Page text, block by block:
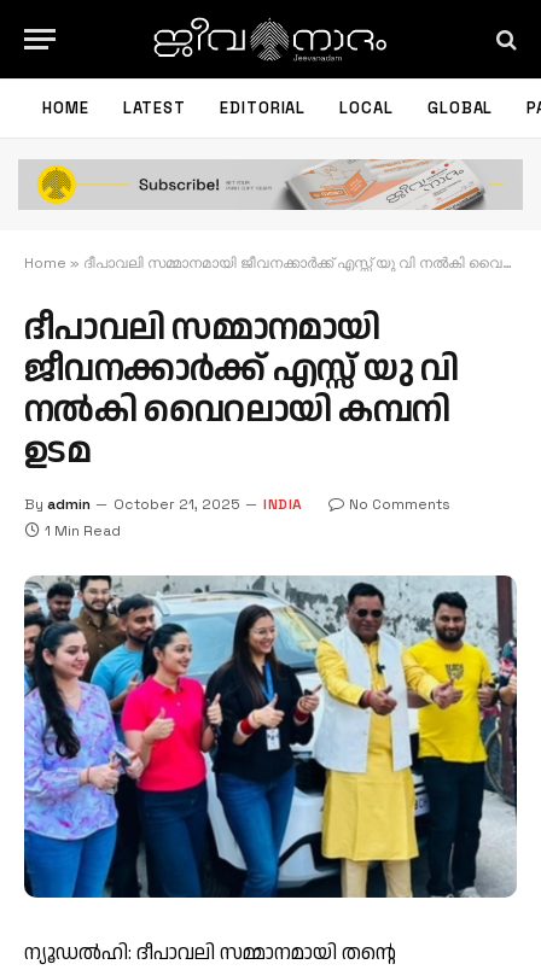
HOME LATEST EDITORIAL LOCAL GLOBAL
Home » ദീപാവലി സമ്മാനമായി ജീവനക്കാർക്ക് എസ്സ് യു വി നൽകി വൈറലായി കമ്പനി ഉടമ
ദീപാവലി സമ്മാനമായി
ജീവനക്കാർക്ക് എസ്സ് യു വി
നൽകി വൈറലായി കമ്പനി
ഉടമ
By admin October 21, 2025 INDIA
No Comments
1 Min Read
ന്യൂഡൽഹി: ദീപാവലി സമ്മാനമായി തന്റെ